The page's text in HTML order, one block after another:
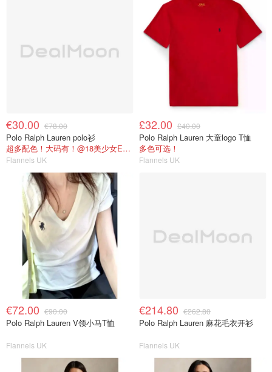
€30.00 €78.00
Polo Ralph Lauren polo衫
超多配色！大码有！@18美少女Emma购物心得
Flannels UK
£32.00 £40.00
Polo Ralph Lauren 大童logo T恤
多色可选！
Flannels UK
€72.00 €90.00
Polo Ralph Lauren V领小马T恤
Flannels UK
€214.80 €262.80
Polo Ralph Lauren 麻花毛衣开衫
Flannels UK